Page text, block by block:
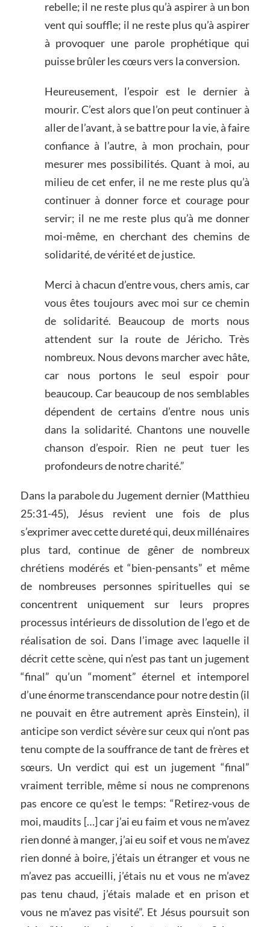
rebelle; il ne reste plus qu’à aspirer à un bon
vent qui souffle; il ne reste plus qu’à aspirer
à provoquer une parole prophétique qui
puisse brûler les cœurs vers la conversion.
Heureusement, l’espoir est le dernier à
mourir. C’est alors que l’on peut continuer à
aller de l’avant, à se battre pour la vie, à faire
confiance à l’autre, à mon prochain, pour
mesurer mes possibilités. Quant à moi, au
milieu de cet enfer, il ne me reste plus qu’à
continuer à donner force et courage pour
servir; il ne me reste plus qu’à me donner
moi-même, en cherchant des chemins de
solidarité, de vérité et de justice.
Merci à chacun d’entre vous, chers amis, car
vous êtes toujours avec moi sur ce chemin
de solidarité. Beaucoup de morts nous
attendent sur la route de Jéricho. Très
nombreux. Nous devons marcher avec hâte,
car nous portons le seul espoir pour
beaucoup. Car beaucoup de nos semblables
dépendent de certains d’entre nous unis
dans la solidarité. Chantons une nouvelle
chanson d’espoir. Rien ne peut tuer les
profondeurs de notre charité.”
Dans la parabole du Jugement dernier (Matthieu
25:31-45), Jésus revient une fois de plus
s’exprimer avec cette dureté qui, deux millénaires
plus tard, continue de gêner de nombreux
chrétiens modérés et “bien-pensants” et même
de nombreuses personnes spirituelles qui se
concentrent uniquement sur leurs propres
processus intérieurs de dissolution de l’ego et de
réalisation de soi. Dans l’image avec laquelle il
décrit cette scène, qui n’est pas tant un jugement
“final” qu’un “moment” éternel et intemporel
d’une énorme transcendance pour notre destin (il
ne pouvait en être autrement après Einstein), il
anticipe son verdict sévère sur ceux qui n’ont pas
tenu compte de la souffrance de tant de frères et
sœurs. Un verdict qui est un jugement “final”
vraiment terrible, même si nous ne comprenons
pas encore ce qu’est le temps: “Retirez-vous de
moi, maudits […] car j’ai eu faim et vous ne m’avez
rien donné à manger, j’ai eu soif et vous ne m’avez
rien donné à boire, j’étais un étranger et vous ne
m’avez pas accueilli, j’étais nu et vous ne m’avez
pas tenu chaud, j’étais malade et en prison et
vous ne m’avez pas visité”. Et Jésus poursuit son